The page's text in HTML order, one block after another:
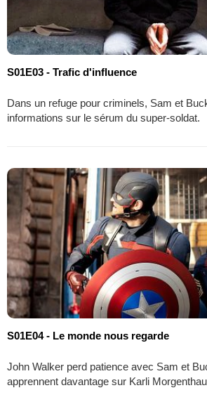
S01E03 - Trafic d'influence
Dans un refuge pour criminels, Sam et
informations sur le sérum du super-soldat.
S01E04 - Le monde nous regarde
John Walker perd patience avec Sam et
apprennent davantage sur Karli